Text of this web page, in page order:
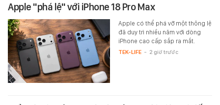
Apple "phá lệ" với iPhone 18 Pro Max
Apple có thể phá vỡ một thông lệ
đã duy trì nhiều năm với dòng
iPhone cao cấp sắp ra mắt.
TEK-LIFE - 2 giờ trước